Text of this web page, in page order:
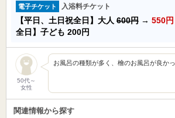
電子チケット 入浴料チケット
【平日、土日祝全日】大人 600円 → 550円
全日】子ども 200円
50代～
女性
お風呂の種類が多く、檜のお風呂が良かっ
関連情報から探す